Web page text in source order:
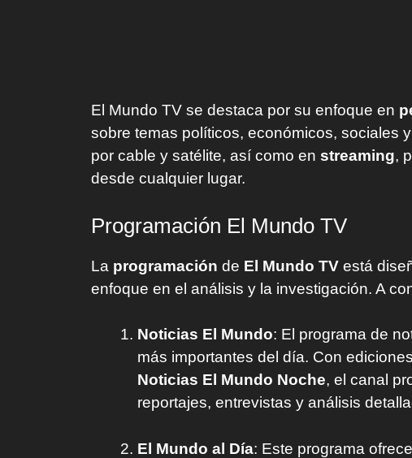
El Mundo TV se destaca por su enfoque en
sobre temas políticos, económicos, sociales
por cable y satélite, así como en streaming,
desde cualquier lugar.
Programación El Mundo TV
La programación de El Mundo TV está
enfoque en el análisis y la investigación. A
Noticias El Mundo: El programa de
más importantes del día. Con
Noticias El Mundo Noche, el canal
reportajes, entrevistas y análisis
El Mundo al Día: Este programa